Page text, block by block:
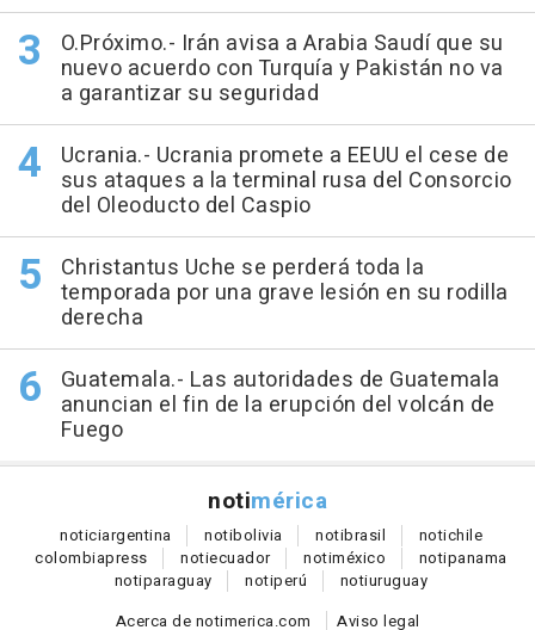
O.Próximo.- Irán avisa a Arabia Saudí que su
nuevo acuerdo con Turquía y Pakistán no va
a garantizar su seguridad
Ucrania.- Ucrania promete a EEUU el cese de
sus ataques a la terminal rusa del Consorcio
del Oleoducto del Caspio
Christantus Uche se perderá toda la
temporada por una grave lesión en su rodilla
derecha
Guatemala.- Las autoridades de Guatemala
anuncian el fin de la erupción del volcán de
Fuego
notimérica
noticiargentina notibolivia notibrasil notichile
colombiapress notiecuador notiméxico notipanama
notiparaguay notiperú notiuruguay
Acerca de notimerica.com
Aviso legal